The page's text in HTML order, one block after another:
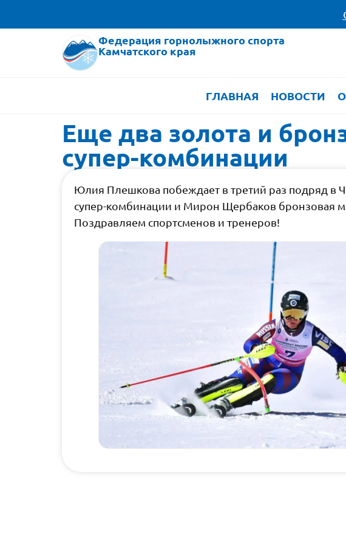
Федерация горнолыжного спорта
Камчатского края
ГЛАВНАЯ НОВОСТИ
Еще два золота и
супер-комбинации
Юлия Плешкова побеждает в третий раз подряд в
супер-комбинации и Мирон Щербаков бронзовая
Поздравляем спортсменов и тренеров!